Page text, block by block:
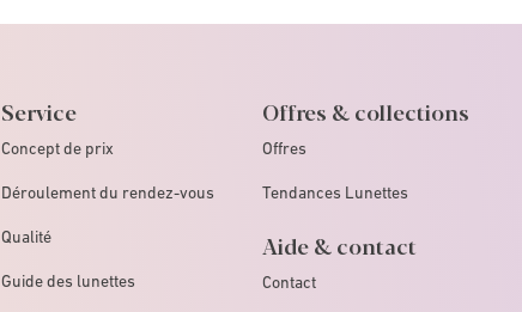
Service
Concept de prix
Déroulement du rendez-vous
Qualité
Guide des lunettes
Offres & collections
Offres
Tendances Lunettes
Aide & contact
Contact